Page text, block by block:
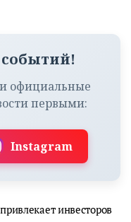
событий!
официальные
первыми:
Instagram
инвесторов